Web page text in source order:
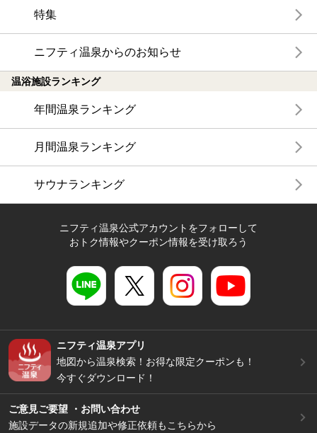
特集
ニフティ温泉からのお知らせ
温浴施設ランキング
年間温泉ランキング
月間温泉ランキング
サウナランキング
ニフティ温泉公式アカウントをフォローして
おトク情報やクーポン情報を受け取ろう
ニフティ温泉アプリ
地図から温泉検索！お得な限定クーポンも！
今すぐダウンロード！
ご意見ご要望 ・お問い合わせ
施設データの新規追加や修正依頼もこちらから